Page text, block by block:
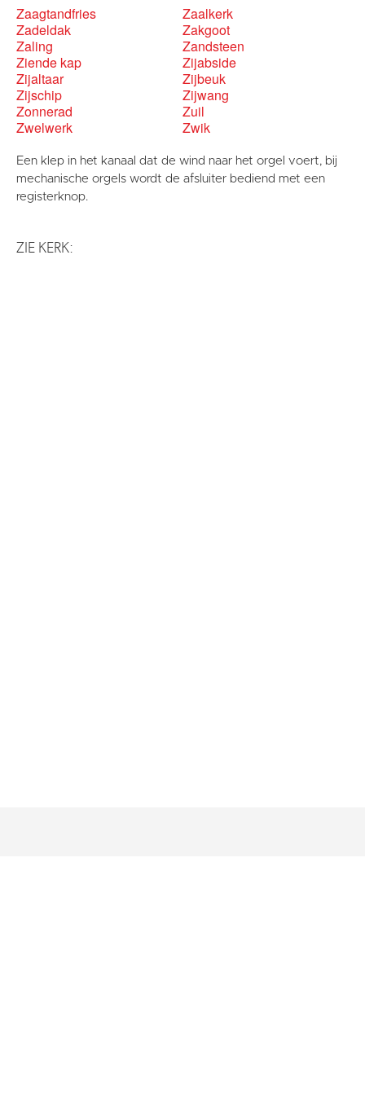
Zaagtandfries
Zaalkerk
Zadeldak
Zakgoot
Zaling
Zandsteen
Ziende kap
Zijabside
Zijaltaar
Zijbeuk
Zijschip
Zijwang
Zonnerad
Zuil
Zwelwerk
Zwik
Een klep in het kanaal dat de wind naar het orgel voert, bij
mechanische orgels wordt de afsluiter bediend met een
registerknop.
ZIE KERK: